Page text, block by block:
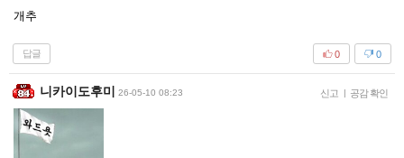
개추
답글 0
0
니카이도후미 26-05-10 08:23 신고 | 공감 확인